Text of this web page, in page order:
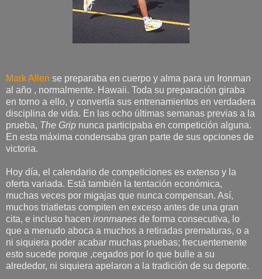
Mark Allen se preparaba en cuerpo y alma para un Ironman
al año , normalmente. Hawaii. Toda su preparación giraba
en torno a ello, y convertía sus entrenamientos en verdadera
disciplina de vida. En las ocho últimas semanas previas a la
prueba, The Grip nunca participaba en competición alguna.
En esta máxima condensaba gran parte de sus opciones de
victoria.
Hoy día, el calendario de competiciones es extenso y la
oferta variada. Está también la tentación económica,
muchas veces por migajas que nunca compensan. Así,
muchos triatletas compiten en exceso antes de una gran
cita, e incluso hacen ironmanes de forma consecutiva, lo
que a menudo aboca a muchos a retiradas prematuras, o a
ni siquiera poder acabar muchas pruebas; frecuentemente
esto sucede porque ,cegados por lo que bulle a su
alrededor, ni siquiera apelaron a la tradición de su deporte.